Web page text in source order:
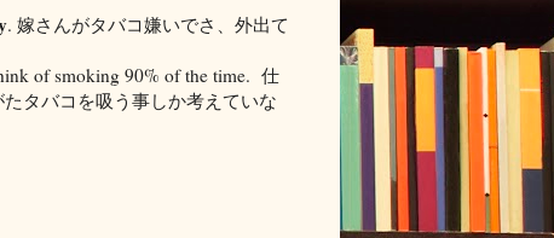
. 嫁さんがタバコ嫌いでさ、外出て
of smoking 90% of the time. 仕
タバコを吸う事しか考えていな